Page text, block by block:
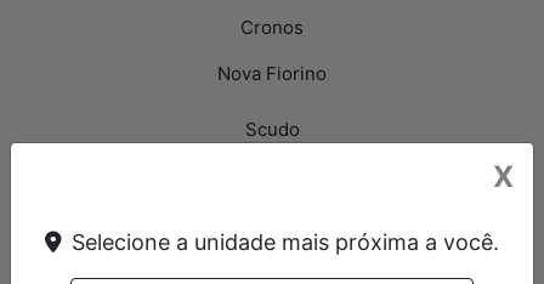
Cronos
Nova Fiorino
Scudo
X
Selecione a unidade mais próxima a você.